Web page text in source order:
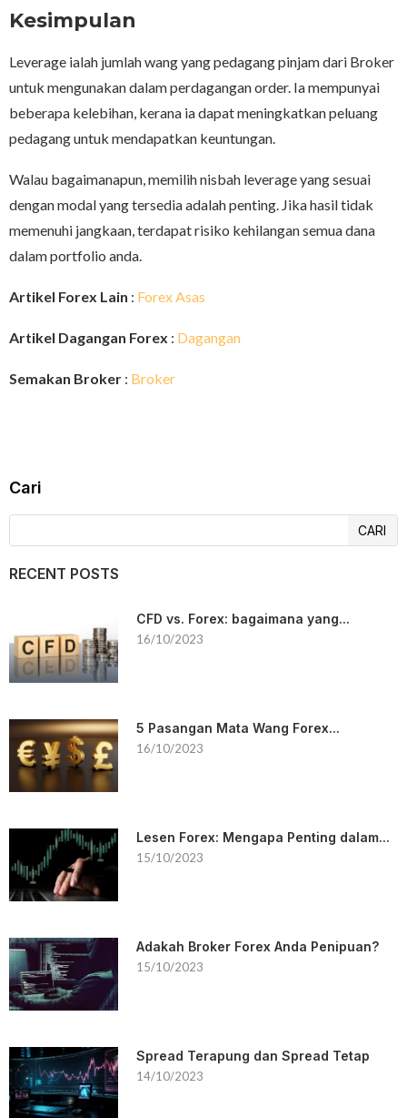
Kesimpulan
Leverage ialah jumlah wang yang pedagang pinjam dari Broker
untuk mengunakan dalam perdagangan order. Ia mempunyai
beberapa kelebihan, kerana ia dapat meningkatkan peluang
pedagang untuk mendapatkan keuntungan.
Walau bagaimanapun, memilih nisbah leverage yang sesuai
dengan modal yang tersedia adalah penting. Jika hasil tidak
memenuhi jangkaan, terdapat risiko kehilangan semua dana
dalam portfolio anda.
Artikel Forex Lain : Forex Asas
Artikel Dagangan Forex : Dagangan
Semakan Broker : Broker
Cari
CARI
RECENT POSTS
CFD vs. Forex: bagaimana yang...
16/10/2023
5 Pasangan Mata Wang Forex...
16/10/2023
Lesen Forex: Mengapa Penting dalam...
15/10/2023
Adakah Broker Forex Anda Penipuan?
15/10/2023
Spread Terapung dan Spread Tetap
14/10/2023